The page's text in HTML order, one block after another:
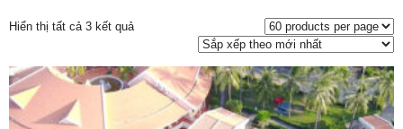
Hiển thị tất cả 3 kết quảĐã
xếp
theo